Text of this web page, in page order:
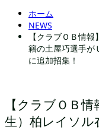
ホーム
NEWS
【クラブＯＢ情
籍の土屋巧選手が
に追加招集！
【クラブＯＢ
生）柏レイソル